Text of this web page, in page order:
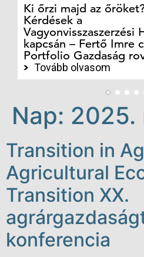
Ki őrzi majd az
Kérdések a
Vagyonvisszaszerzési
kapcsán – Fertő Imre
Portfolio Gazdaság
Tovább olvasom
Nap: 2025.
Transition in
Agricultural
Transition XX.
konferencia